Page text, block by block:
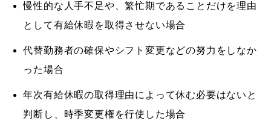
慢性的な人手不足や、繁忙期であることだけを理由
として有給休暇を取得させない場合
代替勤務者の確保やシフト変更などの努力をしなか
った場合
年次有給休暇の取得理由によって休む必要はないと
判断し、時季変更権を行使した場合